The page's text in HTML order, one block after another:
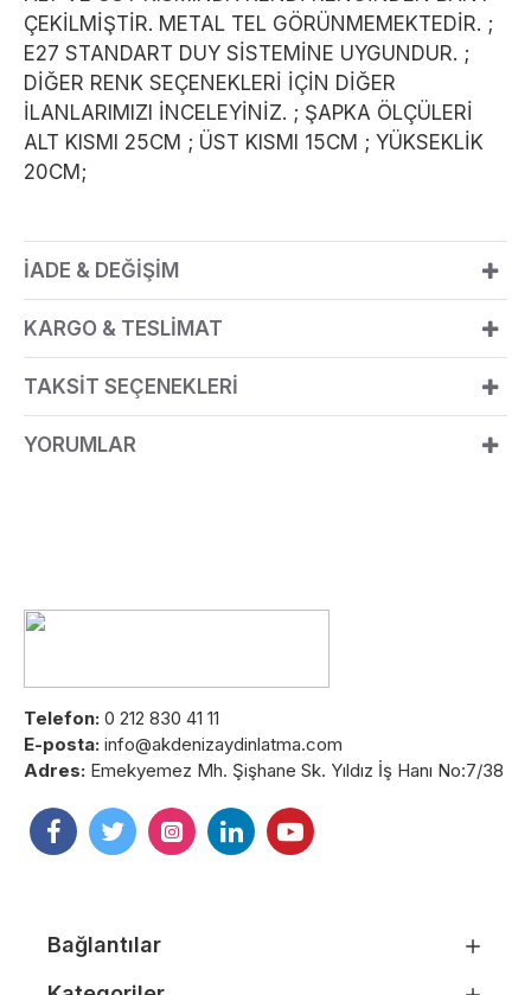
ÇEKİLMİŞTİR. METAL TEL GÖRÜNMEMEKTEDİR. ;
E27 STANDART DUY SİSTEMİNE UYGUNDUR. ;
DİĞER RENK SEÇENEKLERİ İÇİN DİĞER
İLANLARIMIZI İNCELEYİNİZ. ; ŞAPKA ÖLÇÜLERİ
ALT KISMI 25CM ; ÜST KISMI 15CM ; YÜKSEKLİK
20CM;
İADE & DEĞİŞİM
KARGO & TESLİMAT
TAKSİT SEÇENEKLERİ
YORUMLAR
Telefon: 0 212 830 41 11
E-posta: info@akdenizaydinlatma.com
Adres: Emekyemez Mh. Şişhane Sk. Yıldız İş Hanı No:7/38
Bağlantılar